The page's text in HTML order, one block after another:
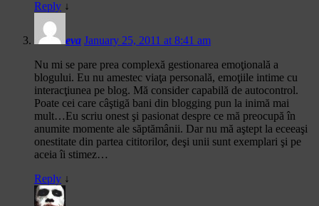
Reply ↓
eva January 25, 2011 at 8:41 am
Nu mi se pare prea complexă gestionarea emoţională a
blogului. Eu nu amestec viaţa personală, emoţiile intime cu
interacţiunea pe blog. Mă consider capabilă de autocontrol.
Poate cei care câştigă bani din blogging pun la inimă mai
mult…Eu scriu onest şi pasionat despre ce mă preocupă în
anumite momente ale săptămânii. Dar nu mă aştept la eceeaşi
onestitate din partea cititorilor, deşi unii sunt exemplari şi pe
aceia îi stimez…
Reply ↓